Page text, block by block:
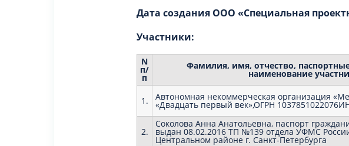
Дата создания ООО «Специальная
Участники:
N
п/
п
Фамилия, имя, отчество,
наименование
1. Автономная некоммерческая организация
«Двадцать первый век»,ОГРН
2.
Соколова Анна Анатольевна, паспорт
выдан 08.02.2016 ТП №139 отдела УФМС
Центральном районе г. Санкт-Петербурга